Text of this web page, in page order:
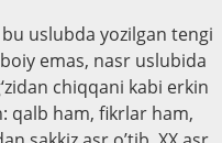
uslubda yozilgan tengi
emas, nasr uslubida
chiqqani kabi erkin
qalb ham, fikrlar ham,